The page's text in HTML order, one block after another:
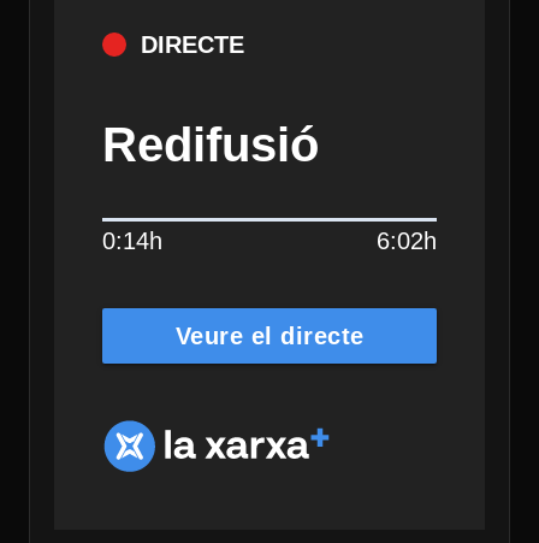
DIRECTE
Redifusió
0:14h 6:02h
Veure el directe